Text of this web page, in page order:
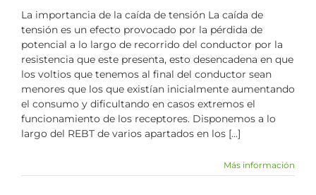
La importancia de la caída de tensión La caída de
tensión es un efecto provocado por la pérdida de
potencial a lo largo de recorrido del conductor por la
resistencia que este presenta, esto desencadena en que
los voltios que tenemos al final del conductor sean
menores que los que existían inicialmente aumentando
el consumo y dificultando en casos extremos el
funcionamiento de los receptores. Disponemos a lo
largo del REBT de varios apartados en los [...]
Más información